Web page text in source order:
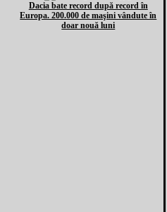
Dacia bate record după record în
Europa. 200.000 de maşini vândute în
doar nouă luni